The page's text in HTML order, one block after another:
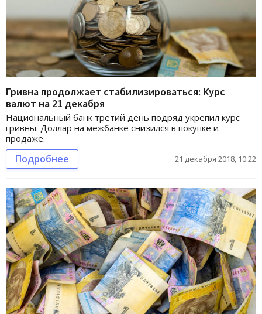
Гривна продолжает стабилизироваться: Курс
валют на 21 декабря
Национальный банк третий день подряд укрепил курс
гривны. Доллар на межбанке снизился в покупке и
продаже.
Подробнее 21 декабря 2018, 10:22